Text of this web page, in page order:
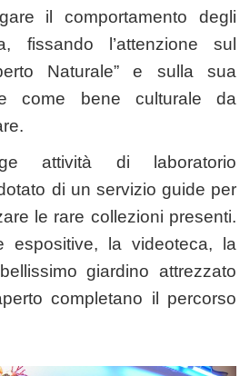
il comportamento degli
fissando l’attenzione sul
Naturale” e sulla sua
come bene culturale da
attività di laboratorio
di un servizio guide per
le rare collezioni presenti.
espositive, la videoteca, la
giardino attrezzato
completano il percorso